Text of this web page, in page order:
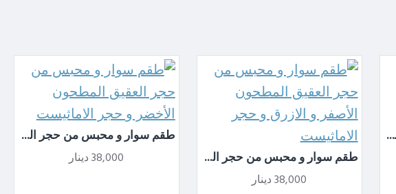
طقم سوار و محبس من حجر العقيق المطحون الأصفر و الاماثيست
طقم سوار و محبس من حجر العقيق المطحون الأصفر و الازرق و حجر الاماثيست
38,000 دينار
طقم سوار و محبس من حجر العقيق المطحون الأخضر و حجر الاماثيست
38,000 دينار